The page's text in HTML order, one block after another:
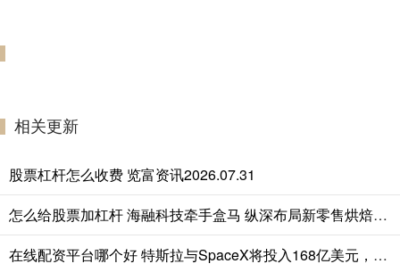
相关更新
股票杠杆怎么收费 览富资讯2026.07.31
怎么给股票加杠杆 海融科技牵手盒马 纵深布局新零售烘焙供应链
在线配资平台哪个好 特斯拉与SpaceX将投入168亿美元，在得州建设Terafab芯片工厂